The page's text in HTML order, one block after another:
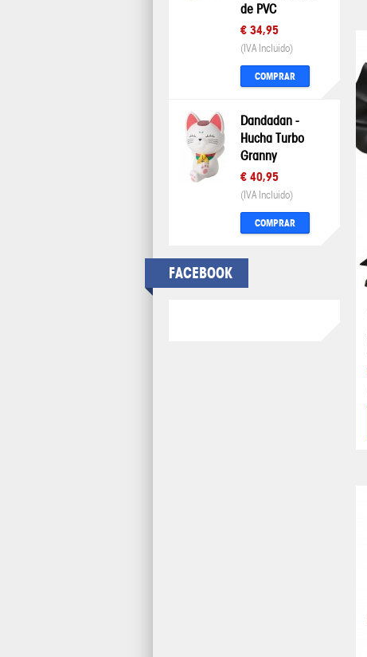
de PVC
€ 34,95
(IVA Incluido)
COMPRAR
Dandadan -
Hucha Turbo
Granny
€ 40,95
(IVA Incluido)
COMPRAR
FACEBOOK